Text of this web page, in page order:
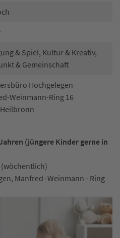
& Spiel, Kultur & Kreativ,
& Gemeinschaft
Hochgelegen
Weinmann-Ring 16
(jüngere Kinder gerne in
(wöchentlich)
Manfred -Weinmann - Ring